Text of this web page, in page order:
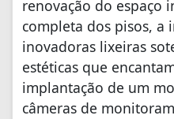
renovação do espaço
completa dos pisos, a
inovadoras lixeiras
estéticas que
implantação de um
câmeras de